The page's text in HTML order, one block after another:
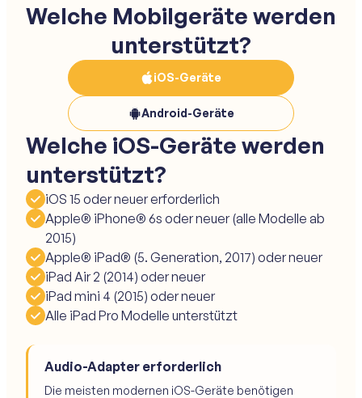
Welche Mobilgeräte werden
unterstützt?
iOS-Geräte
Android-Geräte
Welche iOS-Geräte werden
unterstützt?
iOS 15 oder neuer erforderlich
Apple® iPhone® 6s oder neuer (alle Modelle ab
2015)
Apple® iPad® (5. Generation, 2017) oder neuer
iPad Air 2 (2014) oder neuer
iPad mini 4 (2015) oder neuer
Alle iPad Pro Modelle unterstützt
Audio-Adapter erforderlich
Die meisten modernen iOS-Geräte benötigen